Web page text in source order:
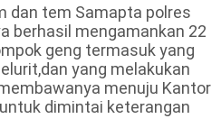
dan tem Samapta polres
berhasil mengamankan 22
geng termasuk yang
yang melakukan
menuju Kantor
dimintai keterangan